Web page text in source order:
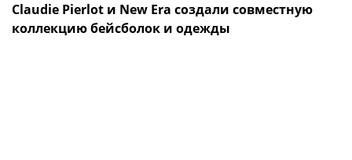
Claudie Pierlot и New Era создали совместную
коллекцию бейсболок и одежды